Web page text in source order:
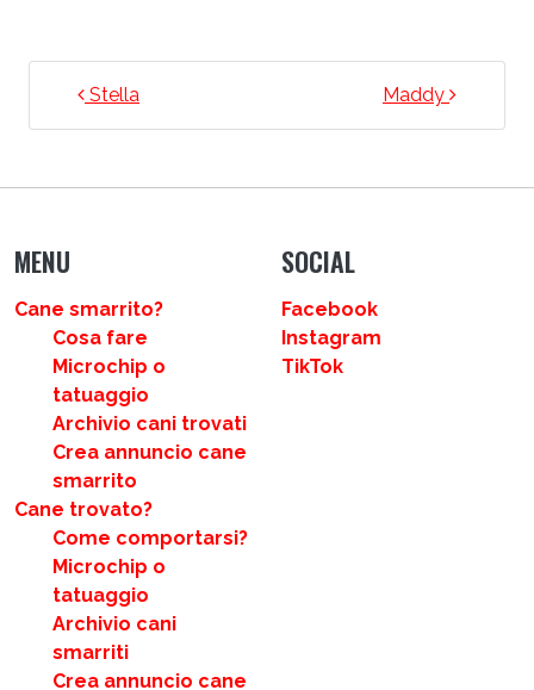
NAVIGAZIONE ARTICOLI
Stella Maddy
MENU
Cane smarrito?
Cosa fare
Microchip o
tatuaggio
Archivio cani trovati
Crea annuncio cane
smarrito
Cane trovato?
Come comportarsi?
Microchip o
tatuaggio
Archivio cani
smarriti
Crea annuncio cane
SOCIAL
Facebook
Instagram
TikTok